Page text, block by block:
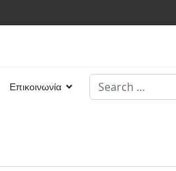
Επικοινωνία
Search